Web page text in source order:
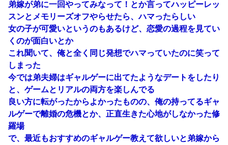
弟嫁が弟に一回やってみなって！とか言ってハッピーレッ
スンとメモリーズオフやらせたら、ハマったらしい
女の子が可愛いというのもあるけど、恋愛の過程を見てい
くのが面白いとか
これ聞いて、俺と全く同じ発想でハマっていたのに笑って
しまった
今では弟夫婦はギャルゲーに出てたようなデートをしたり
と、ゲームとリアルの両方を楽しんでる
良い方に転がったからよかったものの、俺の持ってるギャ
ルゲーで離婚の危機とか、正直生きた心地がしなかった修
羅場
で、最近もおすすめのギャルゲー教えて欲しいと弟嫁から